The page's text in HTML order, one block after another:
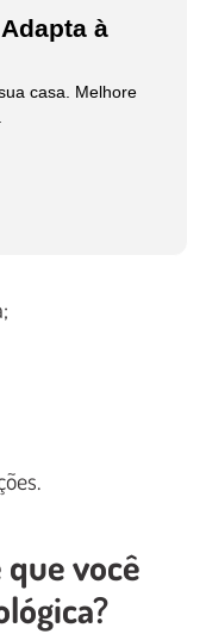
à
casa. Melhore
que você